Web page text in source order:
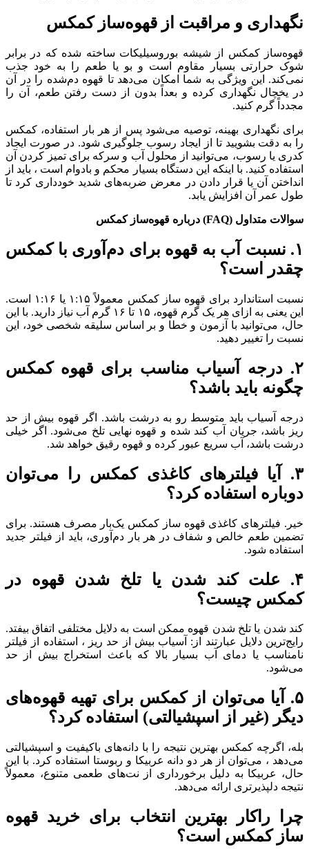
نگهداری و مراقبت از قهوه‌ساز کمکس
قهوه‌ساز کمکس از شیشه بوروسیلیکات ساخته شده که در برابر
شوک حرارتی بسیار مقاوم است و بو یا طعم را به خود جذب
نمی‌کند. این ویژگی به شما امکان می‌دهد تا قهوه دم‌شده را در آن
در یخچال نگهداری کرده و بعداً بدون از دست رفتن طعم، آن را
مجدداً گرم کنید.
برای نگهداری بهینه، توصیه می‌شود پس از هر بار استفاده، کمکس
را به دقت بشویید تا از ایجاد رسوب جلوگیری شود. در صورت ایجاد
کدری یا رسوب، می‌توانید از محلول آب و سرکه برای تمیز کردن آن
استفاده کنید. با اینکه این دستگاه بسیار محکم و بادوام است ، باید از
انداختن آن یا قرار دادن در معرض ضربه‌های شدید خودداری کرد تا
طول عمر آن افزایش یابد.
سوالات متداول (FAQ) درباره قهوه‌ساز کمکس
۱. نسبت آب به قهوه برای دم‌آوری با کمکس
چقدر است؟
نسبت استاندارد برای قهوه ساز کمکس معمولاً ۱:۱۵ یا ۱:۱۶ است.
این یعنی به ازای هر یک گرم قهوه، ۱۵ تا ۱۶ گرم آب نیاز دارید. با این
حال، می‌توانید با آزمون و خطا و بر اساس سلیقه شخصی خود، این
نسبت را تغییر دهید.
۲. درجه آسیاب مناسب برای قهوه کمکس
چگونه باید باشد؟
درجه آسیاب باید متوسط رو به درشت باشد. اگر قهوه بیش از حد
ریز باشد، جریان آب کند شده و قهوه نهایی تلخ می‌شود. اگر خیلی
درشت باشد، آب سریع عبور کرده و قهوه رقیق خواهد شد.
۳.
آیا فیلترهای کاغذی کمکس را می‌توان
دوباره استفاده کرد؟
خیر. فیلترهای کاغذی قهوه ساز کمکس یک‌بار مصرف هستند. برای
تضمین طعم خالص و شفاف در هر بار دم‌آوری، باید از فیلتر جدید
استفاده شود.
۴. علت کند شدن یا تلخ شدن قهوه در
کمکس چیست؟
کند شدن یا تلخ شدن قهوه ممکن است به دلایل مختلفی اتفاق بیفتد.
رایج‌ترین دلایل عبارتند از: آسیاب بیش از حد ریز ، استفاده از فیلتر
نامناسب یا دمای آب بسیار بالا که باعث استخراج بیش از حد
می‌شود.
۵.
آیا می‌توان از کمکس برای تهیه قهوه‌های
دیگر (غیر از اسپشیالتی) استفاده کرد؟
بله، اگرچه کمکس بهترین نتیجه را با دانه‌های باکیفیت و اسپشیالتی
می‌دهد ، می‌توان از هر دو دانه عربیکا و ربوستا استفاده کرد. با این
حال، عربیکا به دلیل برخورداری از نت‌های طعمی متنوع، معمولاً
نتیجه دلپذیرتری ارائه می‌دهد.
چرا راکار بهترین انتخاب برای خرید قهوه
ساز کمکس است؟